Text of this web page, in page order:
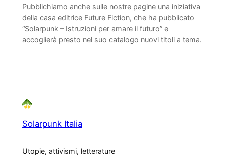
Pubblichiamo anche sulle nostre pagine una iniziativa
della casa editrice Future Fiction, che ha pubblicato
“Solarpunk – Istruzioni per amare il futuro” e
accoglierà presto nel suo catalogo nuovi titoli a tema.
Solarpunk Italia
Utopie, attivismi, letterature